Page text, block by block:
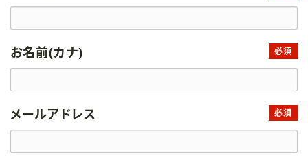
お名前(カナ) 必須
メールアドレス 必須